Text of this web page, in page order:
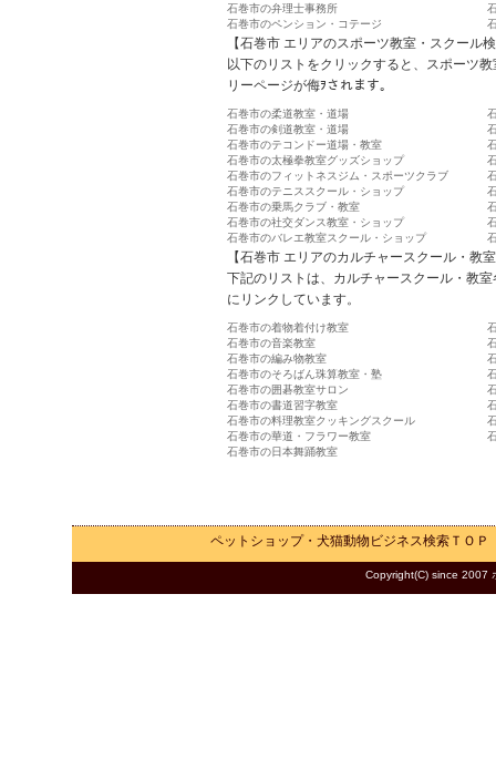
石巻市の弁理士事務所
石巻市のペンション・コテージ
【石巻市 エリアのスポーツ教室・スクール
以下のリストをクリックすると、スポーツ
リーページが侮ｦされます。
石巻市の柔道教室・道場
石巻市の剣道教室・道場
石巻市のテコンドー道場・教室
石巻市の太極拳教室グッズショップ
石巻市のフィットネスジム・スポーツクラブ
石巻市のテニススクール・ショップ
石巻市の乗馬クラブ・教室
石巻市の社交ダンス教室・ショップ
石巻市のバレエ教室スクール・ショップ
【石巻市 エリアのカルチャースクール・教
下記のリストは、カルチャースクール・教
にリンクしています。
石巻市の着物着付け教室
石巻市の音楽教室
石巻市の編み物教室
石巻市のそろばん珠算教室・塾
石巻市の囲碁教室サロン
石巻市の書道習字教室
石巻市の料理教室クッキングスクール
石巻市の華道・フラワー教室
石巻市の日本舞踊教室
ペットショップ・犬猫動物ビジネス検索 ＴＯＰ
Copyright(C) since 2007